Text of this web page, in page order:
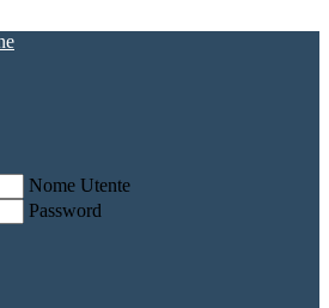
Nome Utente
Password